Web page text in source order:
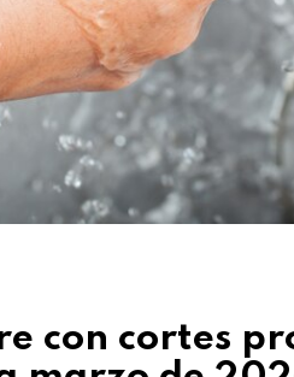
con cortes